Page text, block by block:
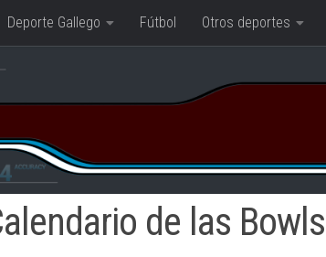
Deporte Gallego Fútbol Otros deportes
de las Bowls